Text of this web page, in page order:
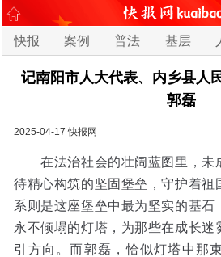
快报 案例 普法 基层
记南阳市人大代表、内乡县人
郭磊
2025-04-17 快报网
在法治社会的壮阔蓝图里，未
待精心构筑的坚固堡垒，守护着祖
系则是这座堡垒中最为坚实的基石
永不倾塌的灯塔，为那些在成长迷
引方向。而郭磊，恰似灯塔中那